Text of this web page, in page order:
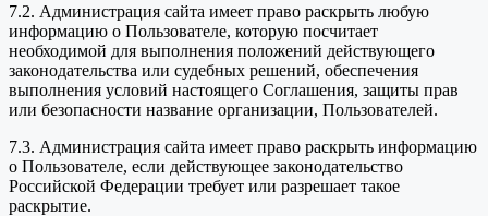
7.2. Администрация сайта имеет право раскрыть любую
информацию о Пользователе, которую посчитает
необходимой для выполнения положений действующего
законодательства или судебных решений, обеспечения
выполнения условий настоящего Соглашения, защиты прав
или безопасности название организации, Пользователей.
7.3. Администрация сайта имеет право раскрыть информацию
о Пользователе, если действующее законодательство
Российской Федерации требует или разрешает такое
раскрытие.